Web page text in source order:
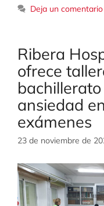
Deja un comentario
Ribera
ofrece
ansiedad
exámenes
23 de noviembre de